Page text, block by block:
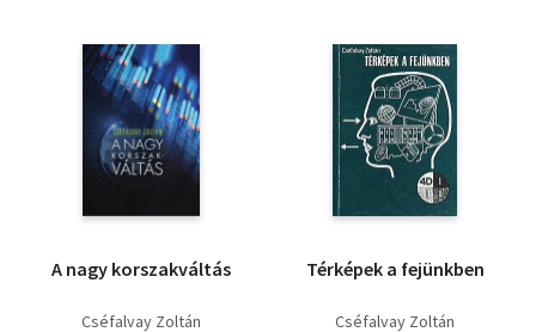
A nagy korszakváltás
Cséfalvay Zoltán
Térképek a fejünkben
Cséfalvay Zoltán